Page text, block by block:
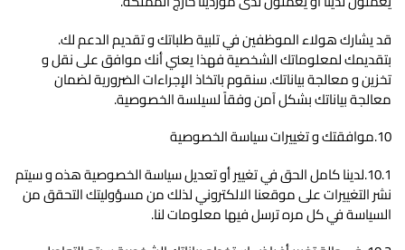
قد يشارك هولاء الموظفين في تلبية طلباتك و تقديم الدعم لك.
بتقديمك لمعلوماتك الشخصية فهذا يعني أنك موافق على نقل و
تخزين و معالجة بياناتك. سنقوم باتخاذ الإجراءات الضرورية لضمان
معالجة بياناتك بشكل آمن وفقاً لسيلسة الخصوصية.
10.موافقتك و تغييرات سياسة الخصوصية
10.1.لدينا كامل الحق في تغيير أو تعديل سياسة الخصوصية هذه و سيتم
نشر التغييرات على موقعنا الالكتروني لذلك من مسؤوليتك التحقق من
السياسة في كل مره ترسل فيها معلومات لنا.